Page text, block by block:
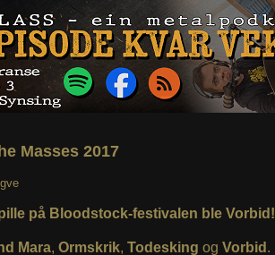
Masses 2017
på Bloodstock-festivalen ble Vorbid!
Mara, Ormskrik, Todesking og Vorbid .